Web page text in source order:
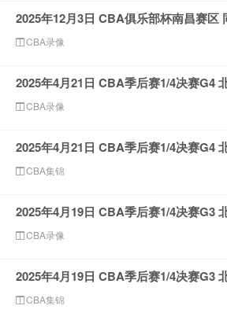
2025年12月3日 CBA俱乐部杯南昌赛区
CBA录像
2025年4月21日 CBA季后赛1/4决赛G4
CBA录像
2025年4月21日 CBA季后赛1/4决赛G4
CBA集锦
2025年4月19日 CBA季后赛1/4决赛G3
CBA录像
2025年4月19日 CBA季后赛1/4决赛G3
CBA集锦